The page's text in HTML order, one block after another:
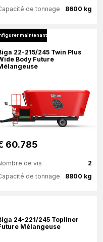
8600 kg
de tonnage
Plus d'information
Configurer maintenant
maintenant
22-215/245 Twin Plus
Body Future
60.785
2
de vis
8800 kg
de tonnage
24-221/245 Topliner
Mélangeuse